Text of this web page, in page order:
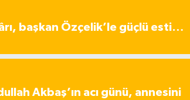
başkan Özçelik’le güçlü esti…
Akbaş’ın acı günü, annesini